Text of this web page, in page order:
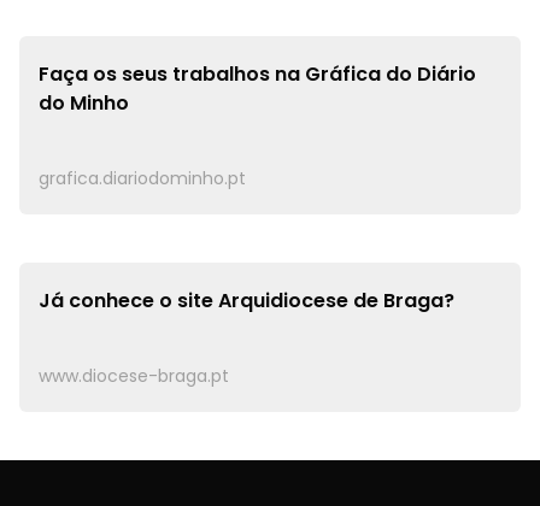
Faça os seus trabalhos na Gráfica do Diário
do Minho
grafica.diariodominho.pt
Já conhece o siteArquidiocese de Braga?
www.diocese-braga.pt